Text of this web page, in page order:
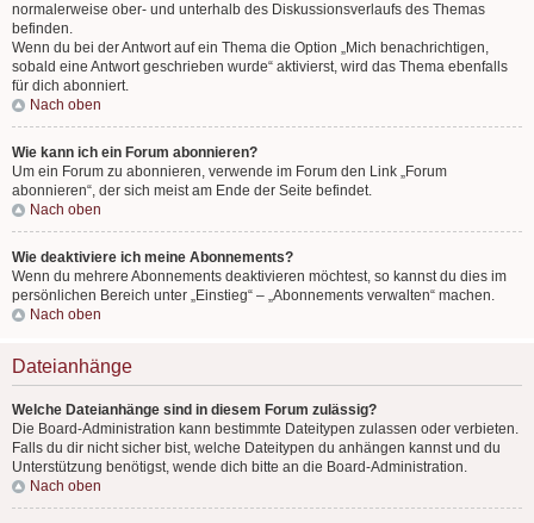
normalerweise ober- und unterhalb des Diskussionsverlaufs des Themas
befinden.
Wenn du bei der Antwort auf ein Thema die Option „Mich benachrichtigen,
sobald eine Antwort geschrieben wurde“ aktivierst, wird das Thema ebenfalls
für dich abonniert.
Nach oben
Wie kann ich ein Forum abonnieren?
Um ein Forum zu abonnieren, verwende im Forum den Link „Forum
abonnieren“, der sich meist am Ende der Seite befindet.
Nach oben
Wie deaktiviere ich meine Abonnements?
Wenn du mehrere Abonnements deaktivieren möchtest, so kannst du dies im
persönlichen Bereich unter „Einstieg“ – „Abonnements verwalten“ machen.
Nach oben
Dateianhänge
Welche Dateianhänge sind in diesem Forum zulässig?
Die Board-Administration kann bestimmte Dateitypen zulassen oder verbieten.
Falls du dir nicht sicher bist, welche Dateitypen du anhängen kannst und du
Unterstützung benötigst, wende dich bitte an die Board-Administration.
Nach oben